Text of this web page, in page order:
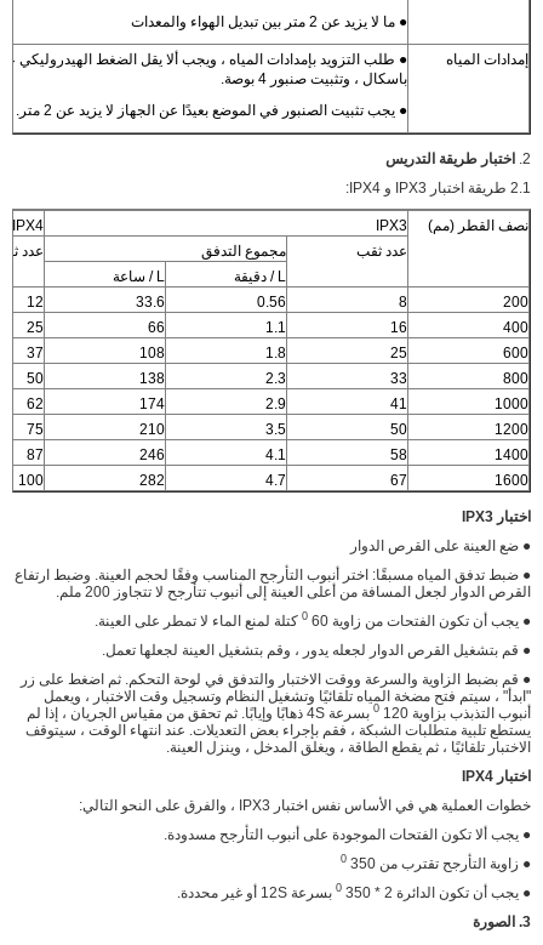
● ما لا يزيد عن 2 متر بين تبديل الهواء والمعدات
إمدادات المياه
باسكال ، وتثبيت صنبور 4 بوصة.
● يجب تثبيت الصنبور في الموضع بعيدًا عن الجهاز لا يزيد عن 2 متر.
2. اختبار طريقة التدريس
2.1 طريقة اختبار IPX3 و IPX4:
نصف القطر (مم) IPX3
IPX4
عدد ثقب
مجموع التدفق
عدد
L / دقيقة
L / ساعة
200
8
0.56
33.6
12
400
16
1.1
66
25
600
25
1.8
108
37
800
33
2.3
138
50
1000
41
2.9
174
62
1200
50
3.5
210
75
1400
58
4.1
246
87
1600
67
4.7
282
100
اختبار IPX3
● ضع العينة على القرص الدوار
● ضبط تدفق المياه مسبقًا: اختر أنبوب التأرجح المناسب وفقًا لحجم العينة. وضبط ارتفاع
القرص الدوار لجعل المسافة من أعلى العينة إلى أنبوب تتأرجح لا تتجاوز 200 ملم.
● يجب أن تكون الفتحات من زاوية 60
0 كتلة لمنع الماء لا تمطر على العينة.
● قم بتشغيل القرص الدوار لجعله يدور ، وقم بتشغيل العينة لجعلها تعمل.
● قم بضبط الزاوية والسرعة ووقت الاختبار والتدفق في لوحة التحكم. ثم اضغط على زر
"ابدأ" ، سيتم فتح مضخة المياه تلقائيًا وتشغيل النظام وتسجيل وقت الاختبار ، ويعمل
أنبوب التذبذب بزاوية 120
0
بسرعة 4S ذهابًا وإيابًا. ثم تحقق من مقياس الجريان ، إذا لم
يستطع تلبية متطلبات الشبكة ، فقم بإجراء بعض التعديلات. عند انتهاء الوقت ، سيتوقف
الاختبار تلقائيًا ، ثم يقطع الطاقة ، ويغلق المدخل ، وينزل العينة.
اختبار IPX4
خطوات العملية هي في الأساس نفس اختبار IPX3 ، والفرق على النحو التالي:
● يجب ألا تكون الفتحات الموجودة على أنبوب التأرجح مسدودة.
● زاوية التأرجح تقترب من 350
0
● يجب أن تكون الدائرة 2 * 350 0 بسرعة 12S أو غير محددة.
3. الصورة